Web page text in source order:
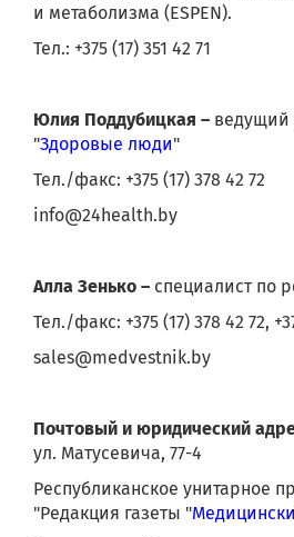
и метаболизма (ESPEN).
Тел.: +375 (17) 351 42 71
Юлия Поддубицкая – ведущий
"Здоровые люди"
Тел./факс: +375 (17) 378 42 72
info@24health.by
Алла Зенько – специалист по
Тел./факс: +375 (17) 378 42 72,
sales@medvestnik.by
Почтовый и юридический
ул. Матусевича, 77-4
Республиканское унитарное
"Редакция газеты "